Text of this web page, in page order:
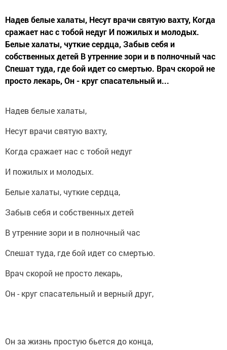
Надев белые халаты, Несут врачи святую вахту, Когда
сражает нас с тобой недуг И пожилых и молодых.
Белые халаты, чуткие сердца, Забыв себя и
собственных детей В утренние зори и в полночный час
Спешат туда, где бой идет со смертью. Врач скорой не
просто лекарь, Он - круг спасательный и...
Надев белые халаты,
Несут врачи святую вахту,
Когда сражает нас с тобой недуг
И пожилых и молодых.
Белые халаты, чуткие сердца,
Забыв себя и собственных детей
В утренние зори и в полночный час
Спешат туда, где бой идет со смертью.
Врач скорой не просто лекарь,
Он - круг спасательный и верный друг,
Он за жизнь простую бьется до конца,